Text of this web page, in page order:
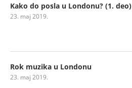
Kako do posla u Londonu? (1. deo)
23. maj 2019.
Rok muzika u Londonu
23. maj 2019.